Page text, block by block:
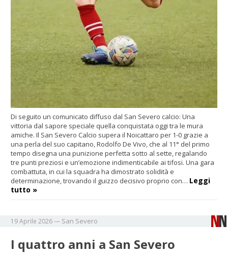
Di seguito un comunicato diffuso dal San Severo calcio: Una
vittoria dal sapore speciale quella conquistata oggi tra le mura
amiche. Il San Severo Calcio supera il Noicattaro per 1-0 grazie a
una perla del suo capitano, Rodolfo De Vivo, che al 11° del primo
tempo disegna una punizione perfetta sotto al sette, regalando
tre punti preziosi e un’emozione indimenticabile ai tifosi. Una gara
combattuta, in cui la squadra ha dimostrato solidità e
determinazione, trovando il guizzo decisivo proprio con… Leggi
tutto »
19 Aprile 2026— San Severo
I quattro anni a San Severo